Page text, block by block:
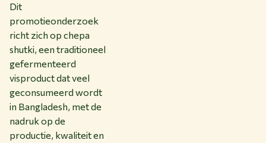
Dit
promotieonderzoek
richt zich op chepa
shutki, een traditioneel
gefermenteerd
visproduct dat veel
geconsumeerd wordt
in Bangladesh, met de
nadruk op de
productie, kwaliteit en